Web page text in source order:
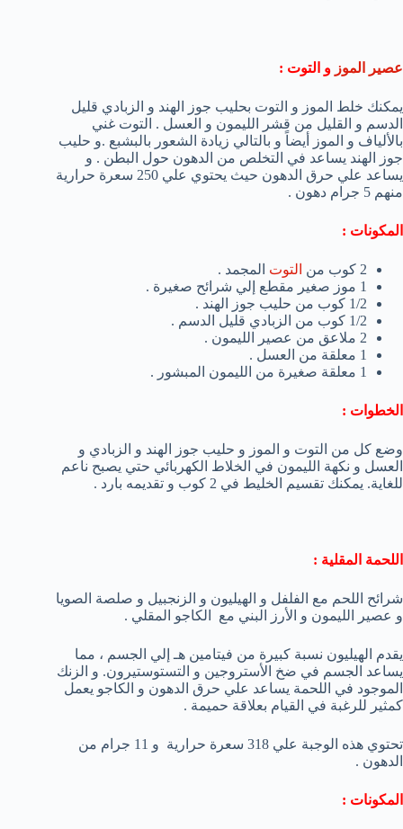
عصير الموز و التوت :
يمكنك خلط الموز و التوت بحليب جوز الهند و الزبادي قليل
الدسم و القليل من قشر الليمون و العسل . التوت غني
بالألياف و الموز أيضاً و بالتالي زيادة الشعور بالبشبع .و حليب
جوز الهند يساعد في التخلص من الدهون حول البطن . و
يساعد علي حرق الدهون حيث يحتوي علي 250 سعرة حرارية
منهم 5 جرام دهون .
المكونات :
2 كوب من التوت المجمد .
1 موز صغير مقطع إلي شرائح صغيرة .
1/2 كوب من حليب جوز الهند .
1/2 كوب من الزبادي قليل الدسم .
2 ملاعق من عصير الليمون .
1 معلقة من العسل .
1 معلقة صغيرة من الليمون المبشور .
الخطوات :
وضع كل من التوت و الموز و حليب جوز الهند و الزبادي و
العسل و نكهة الليمون في الخلاط الكهربائي حتي يصبح ناعم
للغاية. يمكنك تقسيم الخليط في 2 كوب و تقديمه بارد .
اللحمة المقلية :
شرائح اللحم مع الفلفل و الهيليون و الزنجبيل و صلصة الصويا
و عصير الليمون و الأرز البني مع الكاجو المقلي .
يقدم الهيليون نسبة كبيرة من فيتامين هـ إلي الجسم ، مما
يساعد الجسم في ضخ الأستروجين و التستوستيرون. و الزنك
الموجود في اللحمة يساعد علي حرق الدهون و الكاجو يعمل
كمثير للرغبة في القيام بعلاقة حميمة .
تحتوي هذه الوجبة علي 318 سعرة حرارية و 11 جرام من
الدهون .
المكونات :